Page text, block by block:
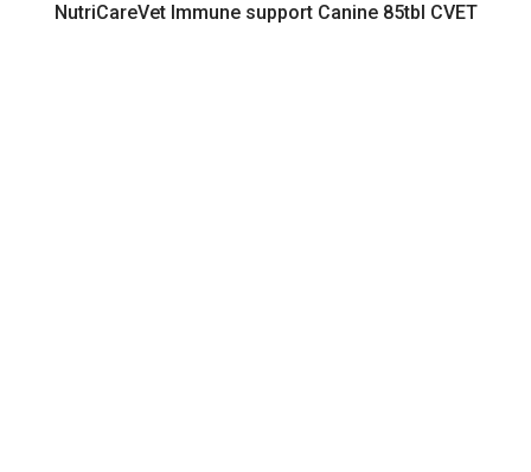
NutriCareVet Immune support Canine 85tbl CVET